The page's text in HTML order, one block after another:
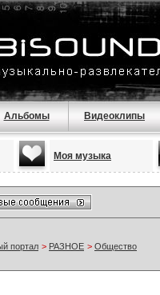
Альбомы Видеоклипы
Моя музыка
портал > РАЗНОЕ > Общество